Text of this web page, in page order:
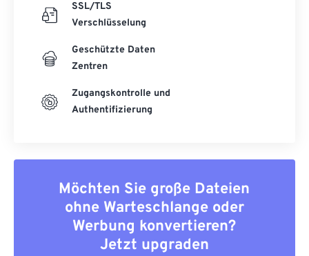
SSL/TLS
Verschlüsselung
Geschützte Daten
Zentren
Zugangskontrolle und
Authentifizierung
Möchten Sie große Dateien
ohne Warteschlange oder
Werbung konvertieren?
Jetzt upgraden